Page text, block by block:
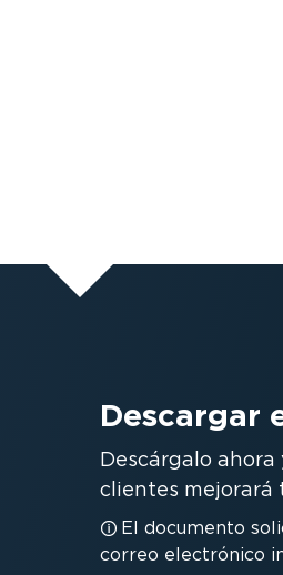
Descargar
Descárgalo
clientes mejorará
El documento
correo electrónico